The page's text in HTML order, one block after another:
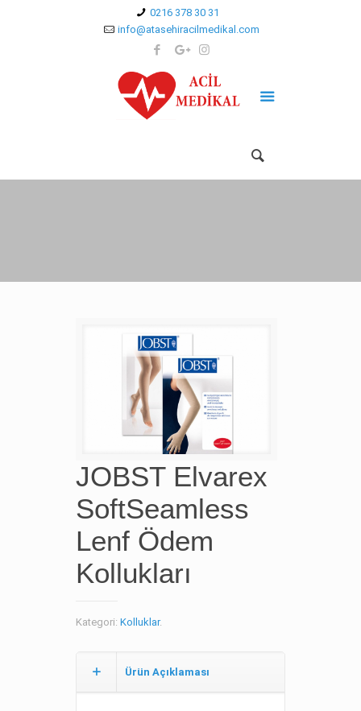
0216 378 30 31
info@atasehiracilmedikal.com
JOBST Elvarex
SoftSeamless
Lenf Ödem
Kollukları
Kategori: Kolluklar.
Ürün Açıklaması